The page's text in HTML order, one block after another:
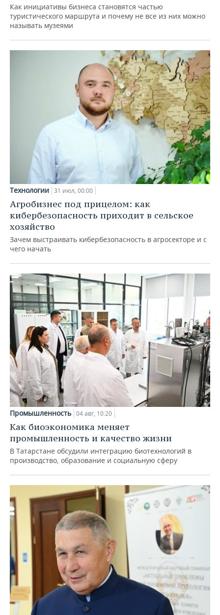
Как инициативы бизнеса становятся частью
туристического маршрута и почему не все из них можно
называть музеями
Технологии 31 июл, 00:00
Агробизнес под прицелом: как
кибербезопасность приходит в сельское
хозяйство
Зачем выстраивать кибербезопасность в агросекторе и с
чего начать
Промышленность 04 авг, 10:20
Как биоэкономика меняет
промышленность и качество жизни
В Татарстане обсудили интеграцию биотехнологий в
производство, образование и социальную сферу